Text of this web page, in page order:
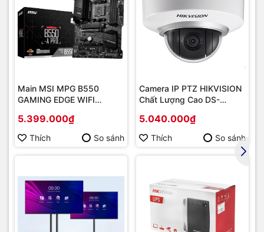
Main MSI MPG B550
GAMING EDGE WIFI
Socket AM4/ VGA
onboard)
5.399.000₫
Thích So sánh
Camera IP PTZ HIKVISION
Chất Lượng Cao DS-
5.040.000₫
Thích So sánh